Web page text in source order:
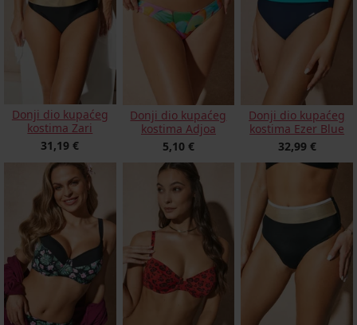
Donji dio kupaćeg
kostima Zari
31,19 €
Donji dio kupaćeg
kostima Adjoa
5,10 €
Donji dio kupaćeg
kostima Ezer Blue
32,99 €